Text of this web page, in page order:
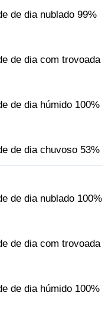
de dia nublado 99%
de dia com trovoada
de dia húmido 100%
de dia chuvoso 53%
de dia nublado 100%
de dia com trovoada
de dia húmido 100%